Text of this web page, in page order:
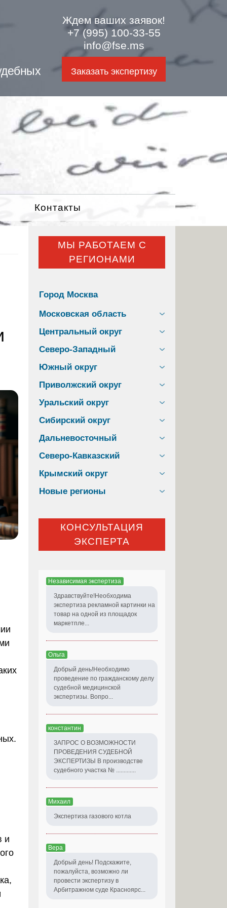
Ждем ваших заявок!
+7 (995) 100-33-55
info@fse.ms
Заказать экспертизу
Контакты
и
МЫ РАБОТАЕМ С
РЕГИОНАМИ
Город Москва
Московская область
Центральный округ
Северо-Западный
Южный округ
Приволжский округ
Уральский округ
Сибирский округ
Дальневосточный
Северо-Кавказский
Крымский округ
Новые регионы
КОНСУЛЬТАЦИЯ
ЭКСПЕРТА
Независимая экспертиза
Здравствуйте!Необходима
экспертиза рекламной картинки на
товар на одной из площадок
маркетпле...
Ольга
Добрый день!Необходимо
проведение по гражданскому делу
судебной медицинской
экспертизы. Вопро...
константин
ЗАПРОС О ВОЗМОЖНОСТИ
ПРОВЕДЕНИЯ СУДЕБНОЙ
ЭКСПЕРТИЗЫ В производстве
судебного участка № .............
Михаил
Экспертиза газового котла
Вера
Добрый день! Подскажите,
пожалуйста, возможно ли
провести экспертизу в
Арбитражном суде Красноярс...